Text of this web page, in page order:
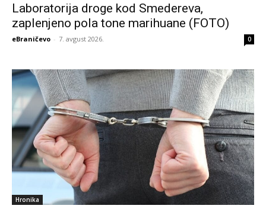
Laboratorija droge kod Smedereva,
zaplenjeno pola tone marihuane (FOTO)
eBraničevo - 7. avgust 2026. 0
Hronika